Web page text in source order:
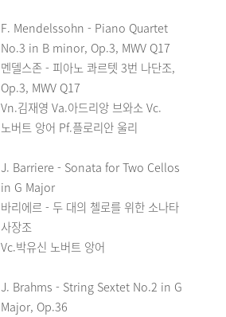
F. Mendelssohn - Piano Quartet
No.3 in B minor, Op.3, MWV Q17
멘델스존 - 피아노 콰르텟 3번 나단조,
Op.3, MWV Q17
Vn.김재영 Va.아드리앙 브와소 Vc.
노버트 앙어 Pf.플로리안 울리
J. Barriere - Sonata for Two Cellos
in G Major
바리에르 - 두 대의 첼로를 위한 소나타
사장조
Vc.박유신 노버트 앙어
J. Brahms - String Sextet No.2 in G
Major, Op.36